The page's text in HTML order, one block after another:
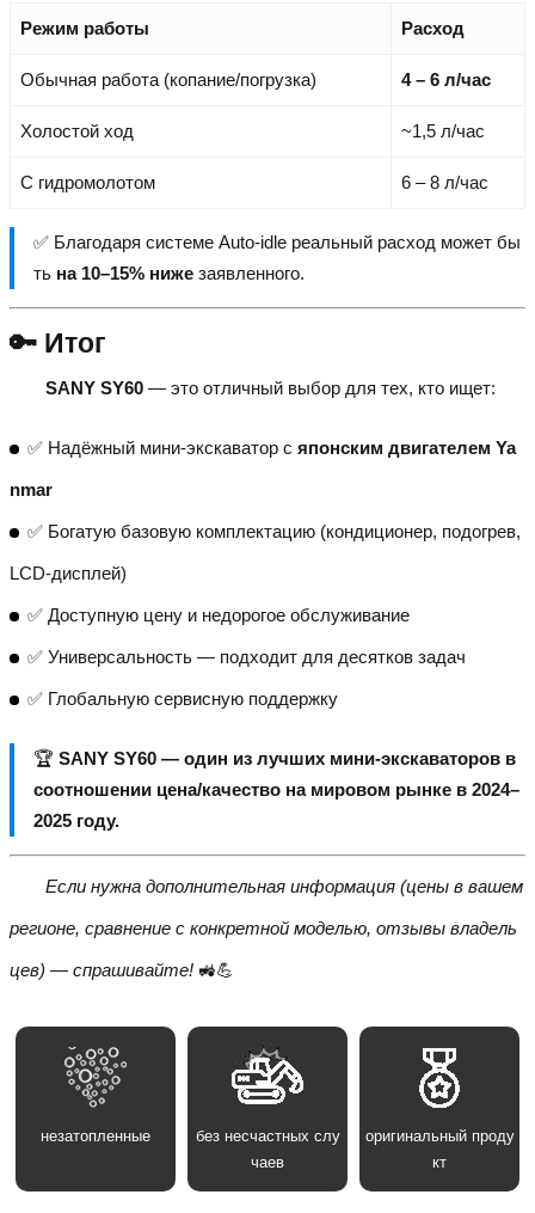
Режим работы Расход
Обычная работа (копание/погрузка) 4 – 6 л/час
Холостой ход ~1,5 л/час
С гидромолотом 6 – 8 л/час
✅ Благодаря системе Auto-idle реальный расход может бы
ть на 10–15% ниже заявленного.
🔑 Итог
SANY SY60 — это отличный выбор для тех, кто ищет:
✅ Надёжный мини-экскаватор с японским двигателем Ya
nmar
✅ Богатую базовую комплектацию (кондиционер, подогрев,
LCD-дисплей)
✅ Доступную цену и недорогое обслуживание
✅ Универсальность — подходит для десятков задач
✅ Глобальную сервисную поддержку
🏆 SANY SY60 — один из лучших мини-экскаваторов в
соотношении цена/качество на мировом рынке в 2024–
2025 году.
Если нужна дополнительная информация (цены в вашем
регионе, сравнение с конкретной моделью, отзывы владель
цев) — спрашивайте! 🚜💪
незатопленные
без несчастных слу
чаев
оригинальный проду
кт